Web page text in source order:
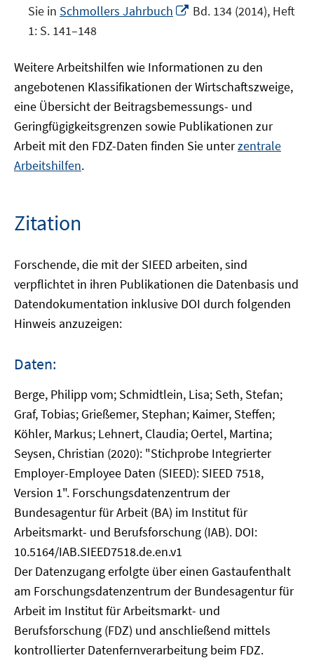
Sie in Schmollers Jahrbuch
In
öffnen
Bd. 134 (2014), Heft
1: S. 141–148
Weitere Arbeitshilfen wie Informationen zu den
angebotenen Klassifikationen der Wirtschaftszweige,
eine Übersicht der Beitragsbemessungs- und
Geringfügigkeitsgrenzen sowie Publikationen zur
Arbeit mit den FDZ-Daten finden Sie unterzentrale
Arbeitshilfen.
Zitation
Forschende, die mit der SIEED arbeiten, sind
verpflichtet in ihren Publikationen die Datenbasis und
Datendokumentation inklusive DOI durch folgenden
Hinweis anzuzeigen:
Daten:
Berge, Philipp vom; Schmidtlein, Lisa; Seth, Stefan;
Graf, Tobias; Grießemer, Stephan; Kaimer, Steffen;
Köhler, Markus; Lehnert, Claudia; Oertel, Martina;
Seysen, Christian (2020): "Stichprobe Integrierter
Employer-Employee Daten (SIEED): SIEED 7518,
Version 1". Forschungsdatenzentrum der
Bundesagentur für Arbeit (BA) im Institut für
Arbeitsmarkt- und Berufsforschung (IAB). DOI:
10.5164/IAB.SIEED7518.de.en.v1
Der Datenzugang erfolgte über einen Gastaufenthalt
am Forschungsdatenzentrum der Bundesagentur für
Arbeit im Institut für Arbeitsmarkt- und
Berufsforschung (FDZ) und anschließend mittels
kontrollierter Datenfernverarbeitung beim FDZ.